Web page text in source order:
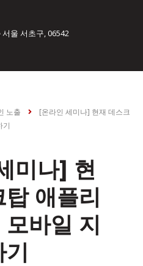
서울 서초구, 06542
노출
[온라인 세미나] 현재 데스크
기
미나] 현
애플리
바일 지